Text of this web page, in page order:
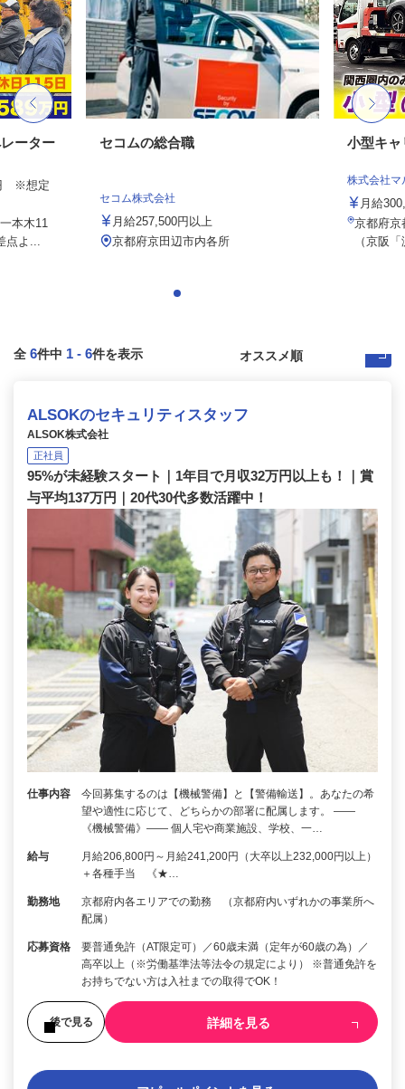
ーター
※想定
本木11
よ...
セコムの総合職
セコム株式会社
月給257,500円以上
京都府京田辺市内各所
小型キャ
株式会社
月給
京都府京
（京阪
全 6件中 1 - 6件を表示
ALSOKのセキュリティスタッフ
ALSOK株式会社
正社員
95%が未経験スタート｜1年目で月収32万円以上も！｜賞
与平均137万円｜20代30代多数活躍中！
仕事内容
今回募集するのは【機械警備】と【警備輸送】。あなたの希
望や適性に応じて、どちらかの部署に配属します。 ――
《機械警備》―― 個人宅や商業施設、学校、一…
給与
月給206,800円～月給241,200円（大卒以上232,000円以上）
＋各種手当 《★…
勤務地
京都府内各エリアでの勤務 （京都府内いずれかの事業所へ
配属）
応募資格
要普通免許（AT限定可）／60歳未満（定年が60歳の為）／
高卒以上（※労働基準法等法令の規定により） ※普通免許を
お持ちでない方は入社までの取得でOK！
後で見る 詳細を見る